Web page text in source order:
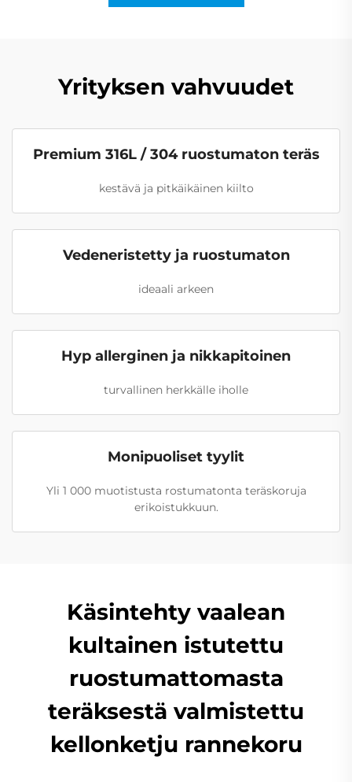
Yrityksen vahvuudet
Premium 316L / 304 ruostumaton teräs
kestävä ja pitkäikäinen kiilto
Vedeneristetty ja ruostumaton
ideaali arkeen
Hyp allerginen ja nikkapitoinen
turvallinen herkkälle iholle
Monipuoliset tyylit
Yli 1 000 muotistusta rostumatonta teräskoruja
erikoistukkuun.
Käsintehty vaalean
kultainen istutettu
ruostumattomasta
teräksestä valmistettu
kellonketju rannekoru